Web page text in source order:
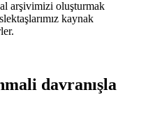
arşivimizi oluşturmak
kaynak
davranışla